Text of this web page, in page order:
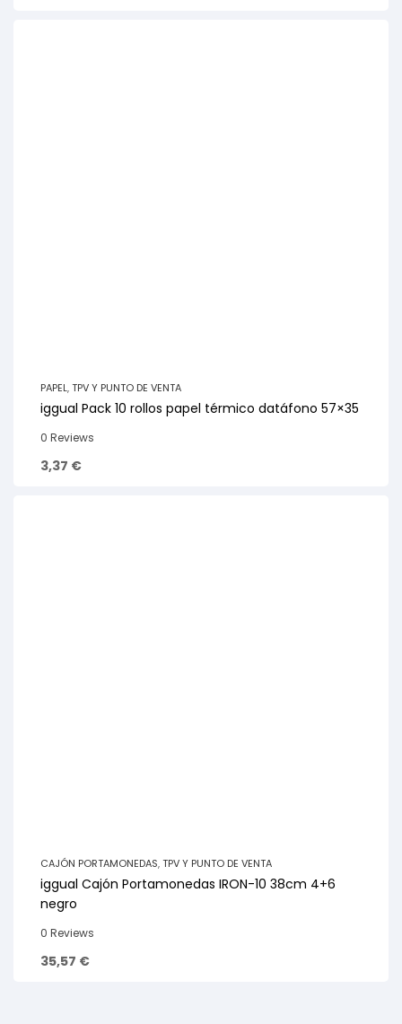
PAPEL,TPV Y PUNTO DE VENTA
iggual Pack 10 rollos papel térmico datáfono 57×35
0 Reviews
3,37 €
CAJÓN PORTAMONEDAS,TPV Y PUNTO DE VENTA
iggual Cajón Portamonedas IRON-10 38cm 4+6
negro
0 Reviews
35,57 €